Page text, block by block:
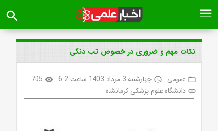
menu
search
نکات مهم و ضروری در خصوص تب دنگی
folder_open عمومی access_time چهارشنبه 3 مرداد 1403 ساعت 6:2 visibility
705
link دانشگاه علوم پزشکی کرمانشاه